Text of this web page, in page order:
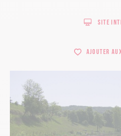
Site
Ajouter